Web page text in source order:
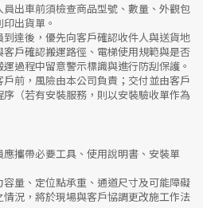
員出車前須檢查商品型號、數量、外觀包
出貨單。
到達後，優先向客戶確認收件人與送貨地
戶確認搬運路徑、電梯使用規範與是否
過程中留意警示標識與進行防刮保護。
戶前，風險由本公司負責；交付並由客戶
（若有安裝服務，則以安裝驗收單作為
應攜帶必要工具、使用說明書、安裝單
容量、定位點承重、通道尺寸及可能障礙
況，將於現場與客戶協調更改施工作法